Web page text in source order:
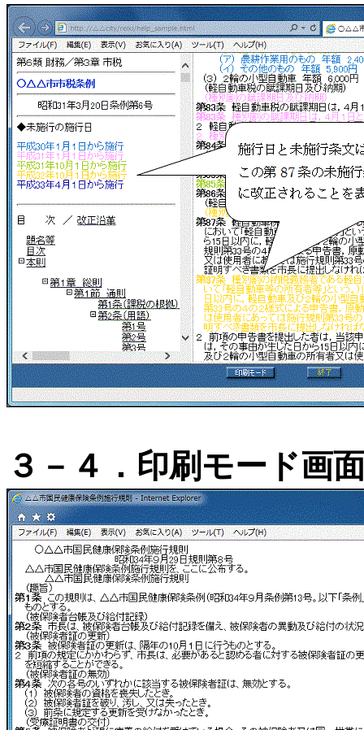
３－４．印刷モード画